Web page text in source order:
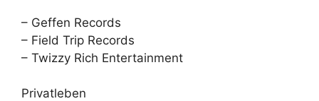
– Geffen Records
– Field Trip Records
– Twizzy Rich Entertainment
Privatleben